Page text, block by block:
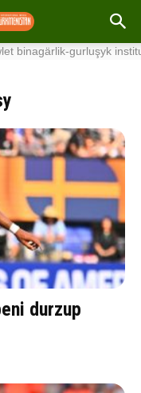
institutynyň
durzup